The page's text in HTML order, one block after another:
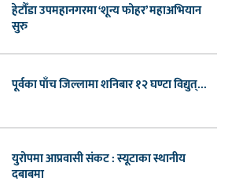
हेटौँडा उपमहानगरमा ‘शून्य फोहर’ महाअभियान
सुरु
पूर्वका पाँच जिल्लामा शनिबार १२ घण्टा विद्युत्...
युरोपमा आप्रवासी संकट : स्यूटाका स्थानीय
दबाबमा